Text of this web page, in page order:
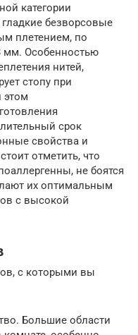
категории
безворсовые
плетением, по
мм. Особенностью
нитей,
стопу при
этом
срок
свойства и
отметить, что
не боятся
их оптимальным
с высокой
с которыми вы
Большие области